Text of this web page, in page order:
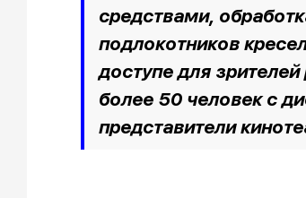
средствами,
подлокотников
доступе для
более 50 человек с
представители